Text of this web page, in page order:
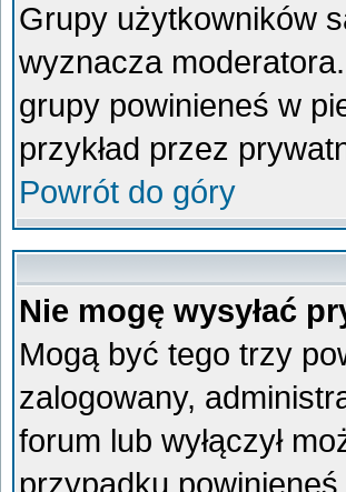
Grupy użytkowników
wyznacza
grupy powinieneś w
przykład przez
Powrót do góry
Nie mogę wysyłać
Mogą być tego trzy
zalogowany,
forum lub wyłączył
przypadku